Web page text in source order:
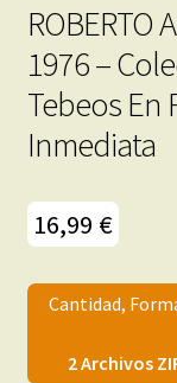
Inéditas
Demos
ROBERTO
1976 –
Tebeos En
Inmediata
16,99 €
Cantidad,
2 Archivos